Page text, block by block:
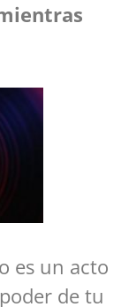
es un acto
de tu